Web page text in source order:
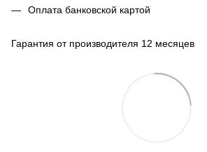
Оплата банковской картой
Гарантия от производителя 12 месяцев